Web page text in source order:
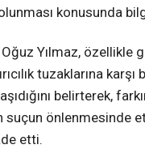
konusunda
Oğuz Yılmaz, özellikle
tuzaklarına karşı
belirterek,
suçun önlenmesinde
etti.